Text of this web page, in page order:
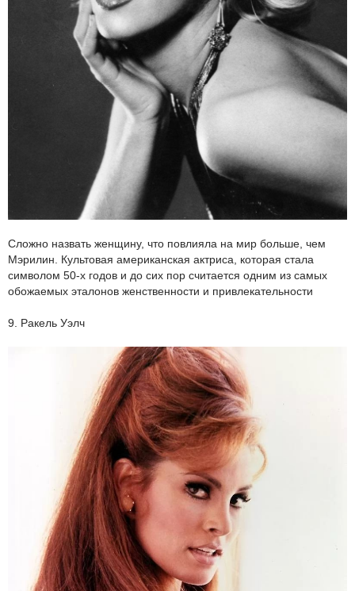
Сложно назвать женщину, что повлияла на мир больше, чем
Мэрилин. Культовая американская актриса, которая стала
символом 50-х годов и до сих пор считается одним из самых
обожаемых эталонов женственности и привлекательности
9. Ракель Уэлч